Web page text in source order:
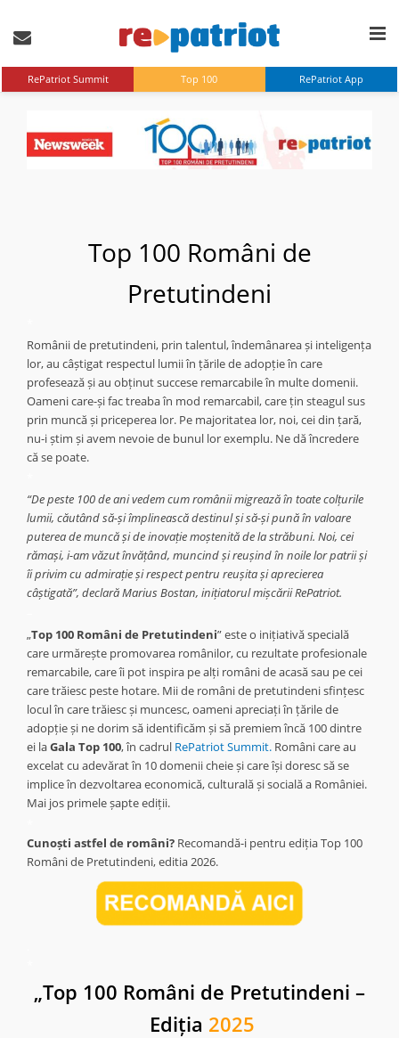
RePatriot Summit Top 100 RePatriot App
Top 100 Români de
Pretutindeni
Românii de pretutindeni, prin talentul, îndemânarea și inteligența
lor, au câștigat respectul lumii în țările de adopție în care
profesează și au obținut succese remarcabile în multe domenii.
Oameni care-și fac treaba în mod remarcabil, care țin steagul sus
prin muncă și priceperea lor. Pe majoritatea lor, noi, cei din țară,
nu-i știm și avem nevoie de bunul lor exemplu. Ne dă încredere
că se poate.
“De peste 100 de ani vedem cum românii migrează în toate colțurile
lumii, căutând să-și împlinească destinul și să-și pună în valoare
puterea de muncă și de inovație moștenită de la străbuni. Noi, cei
rămași, i-am văzut învățând, muncind și reușind în noile lor patrii și
îi privim cu admirație și respect pentru reușita și aprecierea
câștigată”, declară Marius Bostan, inițiatorul mișcării RePatriot.
„Top 100 Români de Pretutindeni” este o inițiativă specială
care urmărește promovarea românilor, cu rezultate profesionale
remarcabile, care îi pot inspira pe alți români de acasă sau pe cei
care trăiesc peste hotare. Mii de români de pretutindeni sfințesc
locul în care trăiesc și muncesc, oameni apreciați în țările de
adopție și ne dorim să identificăm și să premiem încă 100 dintre
ei laGala Top 100, în cadrul RePatriot Summit. Români care au
excelat cu adevărat în 10 domenii cheie și care își doresc să se
implice în dezvoltarea economică, culturală și socială a României.
Mai jos primele șapte ediții.
Cunoști astfel de români? Recomandă-i pentru ediția Top 100
Români de Pretutindeni, editia 2026.
„Top 100 Români de Pretutindeni –
Ediția 2025